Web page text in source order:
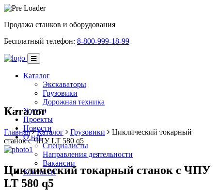
Продажа станков и оборудования
Бесплатный телефон: 8-800-999-18-99
Каталог
Экскаваторы
Грузовики
Дорожная техника
Услуги
Проекты
Новости
О нас
Специалисты
Направления деятельности
Вакансии
Контакты
Каталог
Главная Каталог Грузовики
Циклический токарный
станок с ЧПУ LT 580 q5
Циклический токарный станок с ЧПУ
LT 580 q5